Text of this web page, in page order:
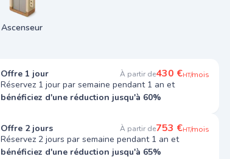
Ascenseur
Offre 1 jour À partir de430 €HT/mois
Réservez 1 jour par semaine pendant 1 an et
bénéficiez d'une réduction jusqu'à 60%
Offre 2 jours À partir de753 €HT/mois
Réservez 2 jours par semaine pendant 1 an et
bénéficiez d'une réduction jusqu'à 65%